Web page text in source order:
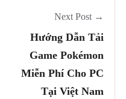
Next Post →
Hướng Dẫn Tải
Game Pokémon
Miễn Phí Cho PC
Tại Việt Nam